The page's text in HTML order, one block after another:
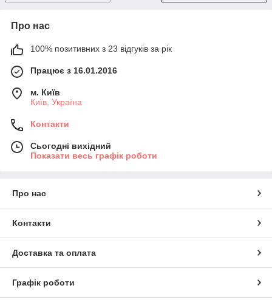
Про нас
100% позитивних з 23 відгуків за рік
Працює з 16.01.2016
м. Київ
Київ, Україна
Контакти
Сьогодні вихідний
Показати весь графік роботи
Про нас
Контакти
Доставка та оплата
Графік роботи